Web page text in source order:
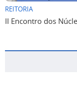
II Encontro dos